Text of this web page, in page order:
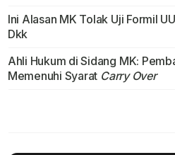
Ini Alasan MK Tolak Uji Formil
Dkk
Ahli Hukum di Sidang MK:
Memenuhi Syarat Carry Over